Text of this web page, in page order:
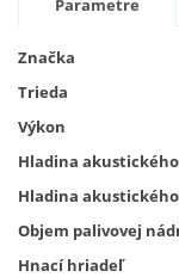
Parametre
Značka
Trieda
Výkon
Hladina
Hladina
Objem palivovej
Hnací hriadeľ